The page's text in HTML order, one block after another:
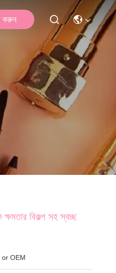
করুন
বিকল্প সহ স্বচ্ছ
or OEM